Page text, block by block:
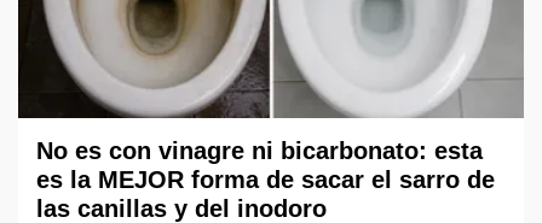
No es con vinagre ni bicarbonato: esta
es la MEJOR forma de sacar el sarro de
las canillas y del inodoro